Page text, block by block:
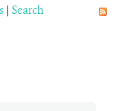
| Search